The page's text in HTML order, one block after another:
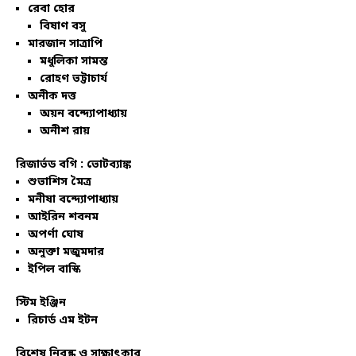
রেবা হোর
বিষাণ বসু
মারজান সাত্রাপি
মধুলিকা সামন্ত
রোহণ ভট্টাচার্য
অনীক দত্ত
অয়ন বন্দ্যোপাধ্যায়
অনীশ রায়
রিজার্ভড বগি : ভোটব্যাঙ্ক
শুভাশিস মৈত্র
মনীষা বন্দ্যোপাধ্যায়
আইরিন শবনম
অপর্ণা ঘোষ
অনুক্তা মজুমদার
ইপিল বাস্কি
স্টিম ইঞ্জিন
রিচার্ড এম ইটন